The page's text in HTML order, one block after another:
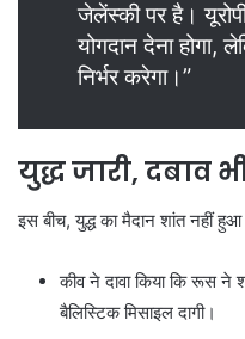
जेलेंस्की पर है।
योगदान देना होगा,
निर्भर करेगा।”
युद्ध जारी, दबाव
इस बीच, युद्ध का मैदान शांत नहीं
कीव ने दावा किया कि रूस ने
बैलिस्टिक मिसाइल दागी।